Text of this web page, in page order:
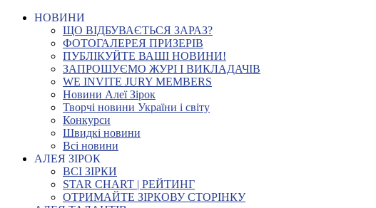
НОВИНИ
ЩО ВІДБУВАЄТЬСЯ ЗАРАЗ?
ФОТОГАЛЕРЕЯ ПРИЗЕРІВ
ПУБЛІКУЙТЕ ВАШІ НОВИНИ!
ЗАПРОШУЄМО ЖУРІ І ВИКЛАДАЧІВ
WE INVITE JURY MEMBERS
Новини Алеї Зірок
Творчі новини України і світу
Конкурси
Швидкі новини
Всі новини
АЛЕЯ ЗІРОК
ВСІ ЗІРКИ
STAR CHART | РЕЙТИНГ
ОТРИМАЙТЕ ЗІРКОВУ СТОРІНКУ